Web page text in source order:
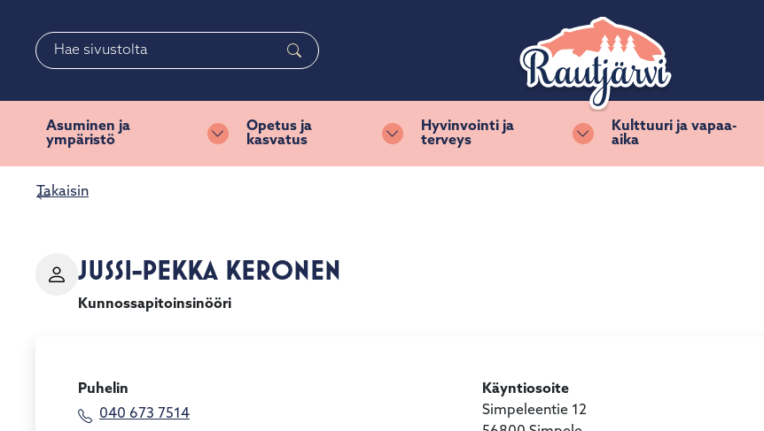
Haku
Asuminen ja
ympäristö
Vaihda alasvetovalikkoa
Opetus ja
kasvatus
Vaihda alasvetovalikkoa
Hyvinvointi ja
terveys
Vaihda alasvetovalikkoa
Kulttuuri ja vapaa-
aika
Takaisin
JUSSI-PEKKA KERONEN
Kunnossapitoinsinööri
Puhelin
040 673 7514
Käyntiosoite
Simpeleentie 12